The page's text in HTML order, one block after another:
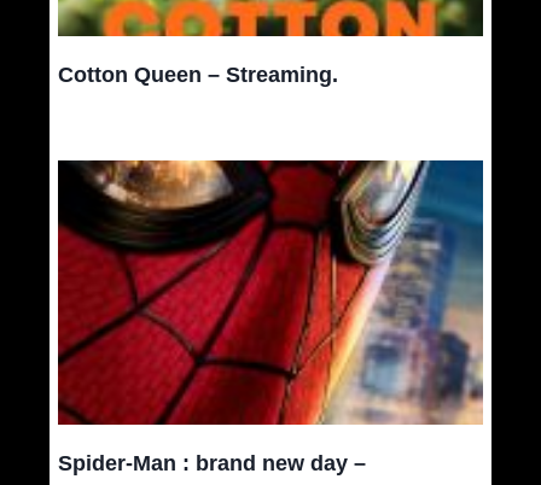
Cotton Queen – Streaming.
Spider-Man : brand new day –